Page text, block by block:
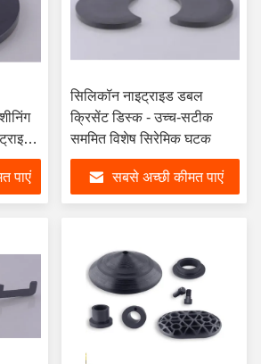
पाएं
सिलिकॉन नाइट्राइड डबल
क्रिसेंट डिस्क - उच्च-सटीक
सममित विशेष सिरेमिक घटक
सबसे अच्छी कीमत पाएं